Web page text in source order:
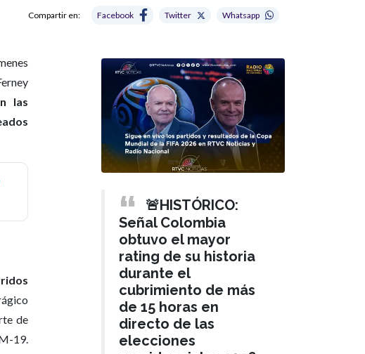
Compartir en: Facebook Twitter Whatsapp
las
de
19.
🚨HISTÓRICO:
Señal Colombia
obtuvo el mayor
rating de su historia
durante el
cubrimiento de más
de 15 horas en
directo de las
elecciones